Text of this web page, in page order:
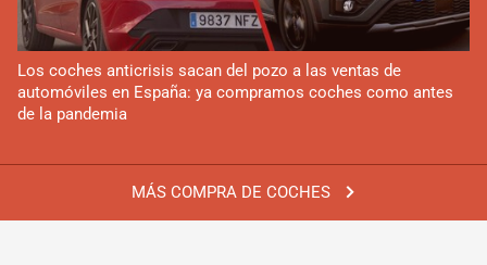
MÁS COMPRA DE COCHES
Los coches anticrisis sacan del pozo a las ventas de
automóviles en España: ya compramos coches como antes
de la pandemia